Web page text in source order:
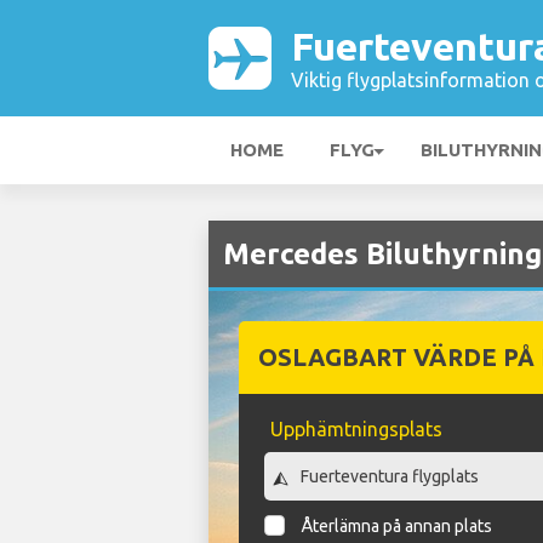
Viktig flygplatsinformation
HOME FLYG
Mercedes
OSLAGBART VÄRDE
Upphämtningsplats
Återlämna på annan plats